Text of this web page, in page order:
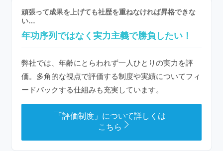
頑張って成果を上げても社歴を重ねなければ昇格できな
い…
年功序列ではなく実力主義で勝負したい！
弊社では、年齢にとらわれず一人ひとりの実力を評
価。多角的な視点で評価する制度や実績についてフィ
ードバックする仕組みも充実しています。
「評価制度」について詳しくは
こちら